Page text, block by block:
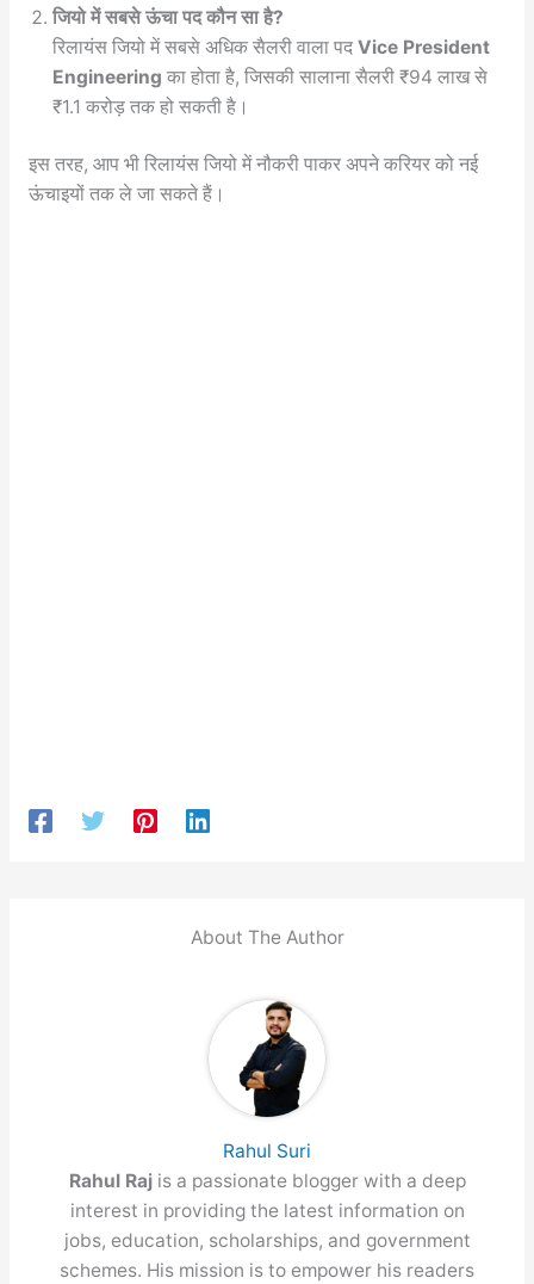
जियो में सबसे ऊंचा पद कौन सा है?
रिलायंस जियो में सबसे अधिक सैलरी वाला पद Vice President
Engineering का होता है, जिसकी सालाना सैलरी ₹94 लाख से
₹1.1 करोड़ तक हो सकती है।
इस तरह, आप भी रिलायंस जियो में नौकरी पाकर अपने करियर को नई
ऊंचाइयों तक ले जा सकते हैं।
About The Author
Rahul Suri
Rahul Raj is a passionate blogger with a deep
interest in providing the latest information on
jobs, education, scholarships, and government
schemes. His mission is to empower his readers